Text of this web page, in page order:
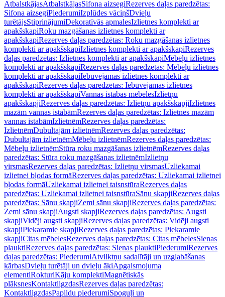
AtbalstkājasAtbalstkājasSifona aizsegiRezerves daļas paredzētas:
Sifona aizsegiPiederumiIzplūdes vāciņšDvieļu
turētājsStiprinājumiDekoratīvās apmalesIzlietnes komplekti ar
apakšskapiRoku mazgāšanas izlietnes komplekti ar
apakšskapiRezerves daļas paredzētas: Roku mazgāšanas izlietnes
komplekti ar apakšskapiIzlietnes komplekti ar apakšskapiRezerves
daļas paredzētas: Izlietnes komplekti ar apakšskapiMēbeļu izlietnes
komplekti ar apakšskapiRezerves daļas paredzētas: Mēbeļu izlietnes
komplekti ar apakšskapiIebūvējamas izlietnes komplekti ar
apakšskapiRezerves daļas paredzētas: Iebūvējamas izlietnes
komplekti ar apakšskapiVannas istabas mēbelesIzlietņu
apakšskapjiRezerves daļas paredzētas: Izlietņu apakšskapjiIzlietnes
mazām vannas istabāmRezerves daļas paredzētas: Izlietnes mazām
vannas istabāmIzlietnēmRezerves daļas paredzētas:
IzlietnēmDubultajām izlietnēmRezerves daļas paredzētas:
Dubultajām izlietnēmMēbeļu izlietnēmRezerves daļas paredzētas:
Mēbeļu izlietnēmStūra roku mazgāšanas izlietnēmRezerves daļas
paredzētas: Stūra roku mazgāšanas izlietnēmIzlietņu
virsmasRezerves daļas paredzētas: Izlietņu virsmasUzliekamai
izlietnei bļodas formāRezerves daļas paredzētas: Uzliekamai izlietnei
bļodas formāUzliekamai izlietnei taisnstūraRezerves daļas
paredzētas: Uzliekamai izlietnei taisnstūraSānu skapjiRezerves daļas
paredzētas: Sānu skapjiZemi sānu skapjiRezerves daļas paredzētas:
Zemi sānu skapjiAugsti skapjiRezerves daļas paredzētas: Augsti
skapjiVidēji augsti skapjiRezerves daļas paredzētas: Vidēji augsti
skapjiPiekaramie skapjiRezerves daļas paredzētas: Piekaramie
skapjiCitas mēbelesRezerves daļas paredzētas: Citas mēbelesSienas
plauktiRezerves daļas paredzētas: Sienas plauktiPiederumiRezerves
daļas paredzētas: PiederumiAtvilktņu sadalītāji un uzglabāšanas
kārbasDvieļu turētāji un dvieļu āķiApgaismojuma
elementiRokturiKāju komplektiMagnētiskās
plāksnesKontaktligzdasRezerves daļas paredzētas:
KontaktligzdasPapildu piederumiSpoguļi un